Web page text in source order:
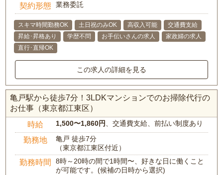
契約形態 業務委託
スキマ時間勤務OK 土日祝のみOK 高収入可能
交通費支給
昇給･昇格あり
学歴不問 お手伝いさんの求人
家政婦の求人
直行･直帰OK
この求人の詳細を見る
亀戸駅から徒歩7分！3LDKマンションでのお掃除代行の
お仕事（東京都江東区）
時給 1,500〜1,860円、交通費支給、前払い制度あり
勤務地
亀戸 徒歩7分
（東京都江東区付近）
勤務時間
8時～20時の間で1時間〜、好きな日に働くこと
が可能です。(候補の日時から選択)